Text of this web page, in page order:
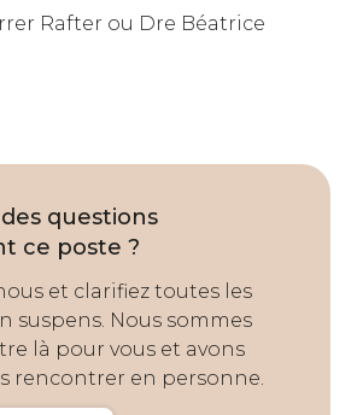
Rafter ou Dre Béatrice
questions
ce poste ?
et clarifiez toutes les
suspens. Nous sommes
là pour vous et avons
rencontrer en personne.